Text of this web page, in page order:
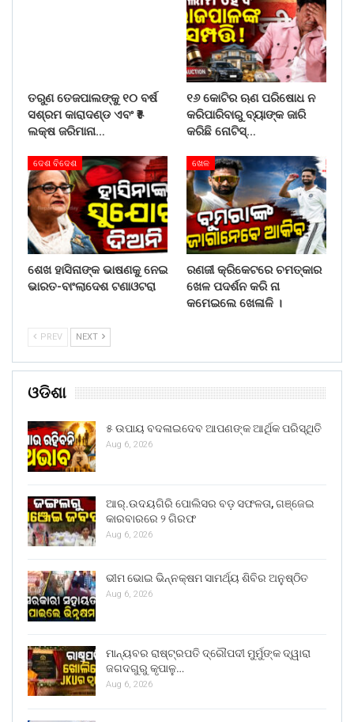
ତରୁଣ ତେଜପାଲଙ୍କୁ ୧୦ ବର୍ଷ
ସଶ୍ରମ କାରାଦଣ୍ଡ ଏବଂ ₹୫
ଲକ୍ଷ ଜରିମାନା…
୧୬ କୋଟିର ଋଣ ପରିଷୋଧ ନ
କରିପାରିବାରୁ ବ୍ୟାଙ୍କ ଜାରି
କରିଛି ନୋଟିସ୍…
ଦେଶ ବିଦେଶ
ଶେଖ ହାସିନାଙ୍କ ଭାଷଣକୁ ନେଇ
ଭାରତ-ବାଂଲାଦେଶ ଟଣାଓଟରା
ଖେଳ
ରଣଜୀ କ୍ରିକେଟରେ ଚମତ୍କାର
ଖେଳ ପଦର୍ଶନ କରି ନା
କମେଇଲେ ଖେଳାଳି ।
PREV NEXT
ଓଡିଶା
୫ ଉପାୟ ବଦଳାଇଦେବ ଆପଣଙ୍କ ଆର୍ଥିକ ପରିସ୍ଥିତି
Aug 6, 2026
ଆର୍.ଉଦୟଗିରି ପୋଲିସର ବଡ଼ ସଫଳତା, ଗଞ୍ଜେଇ
କାରବାରରେ ୨ ଗିରଫ
Aug 6, 2026
ଭୀମ ଭୋଇ ଭିନ୍ନକ୍ଷମ ସାମର୍ଥ୍ୟ ଶିବିର ଅନୁଷ୍ଠିତ
Aug 6, 2026
ମାନ୍ୟବର ରାଷ୍ଟ୍ରପତି ଦ୍ରୌପଦୀ ମୁର୍ମୁଙ୍କ ଦ୍ୱାରା
ଜଗଦଗୁରୁ କୃପାଳୁ…
Aug 6, 2026